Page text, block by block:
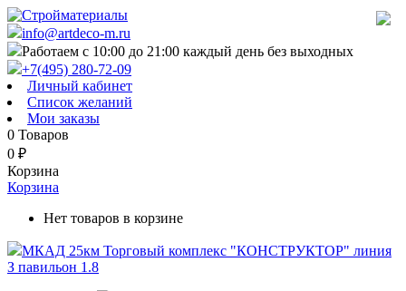
info@artdeco-m.ru
Работаем с 10:00 до 21:00 каждый день без выходных
+7(495) 280-72-09
Личный кабинет
Список желаний
Мои заказы
0 Товаров
0 ₽
Корзина
Корзина
Нет товаров в корзине
МКАД 25км Торговый комплекс "КОНСТРУКТОР" линия
З павильон 1.8